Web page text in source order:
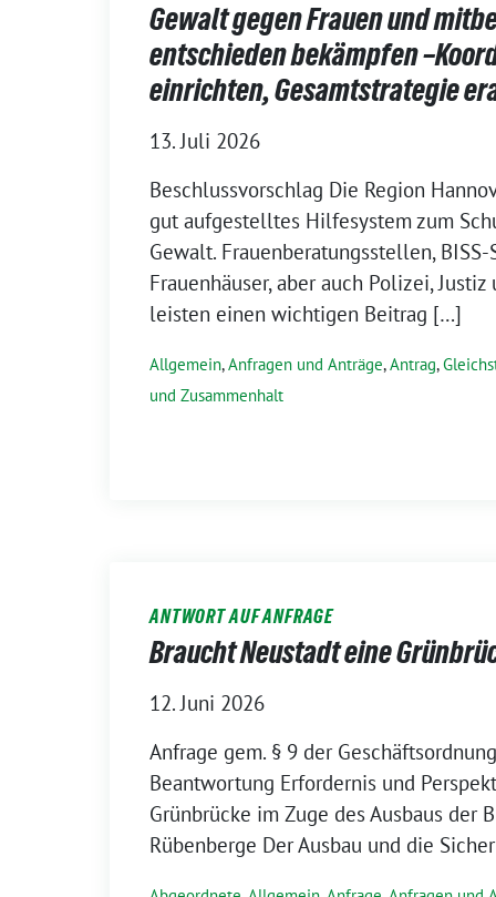
Gewalt gegen Frauen und
entschieden bekämpfen
einrichten, Gesamtstrategie
13. Juli 2026
Beschlussvorschlag Die Region
gut aufgestelltes Hilfesystem zum
Gewalt. Frauenberatungsstellen,
Frauenhäuser, aber auch Polizei,
leisten einen wichtigen Beitrag […]
Allgemein,Anfragen und Anträge,Antrag,
und Zusammenhalt
ANTWORT AUF ANFRAGE
Braucht Neustadt eine
12. Juni 2026
Anfrage gem. § 9 der
Beantwortung Erfordernis und
Grünbrücke im Zuge des Ausbaus der
Rübenberge Der Ausbau und die